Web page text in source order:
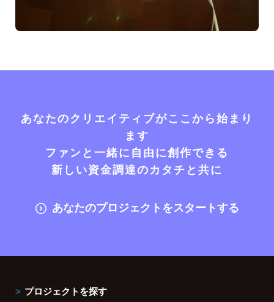
あなたのクリエイティブがここから始まり
ます
ファンと一緒に自由に創作できる
新しい資金調達のカタチと共に
あなたのプロジェクトをスタートする
プロジェクトを探す